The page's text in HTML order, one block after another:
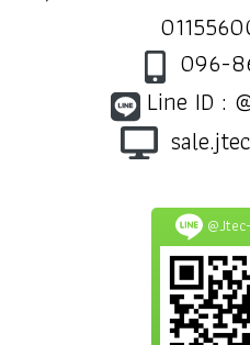
096-
Line ID :